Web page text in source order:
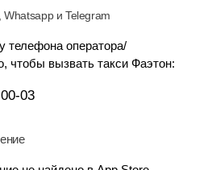
Whatsapp и Telegram
телефона оператора/
чтобы вызвать такси Фаэтон:
03